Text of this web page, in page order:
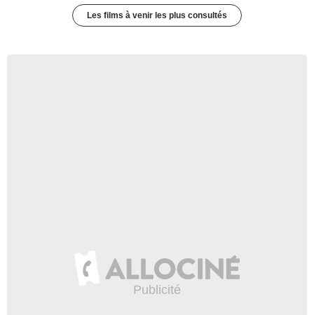
Les films à venir les plus consultés